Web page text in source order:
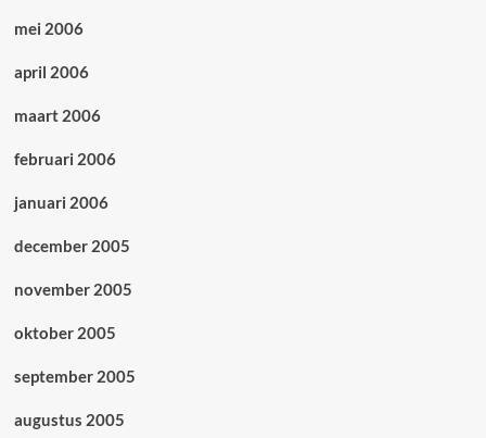
mei 2006
april 2006
maart 2006
februari 2006
januari 2006
december 2005
november 2005
oktober 2005
september 2005
augustus 2005